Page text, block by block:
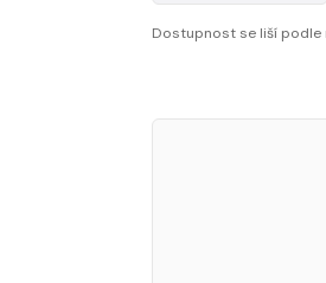
Dostupnost se liší podle